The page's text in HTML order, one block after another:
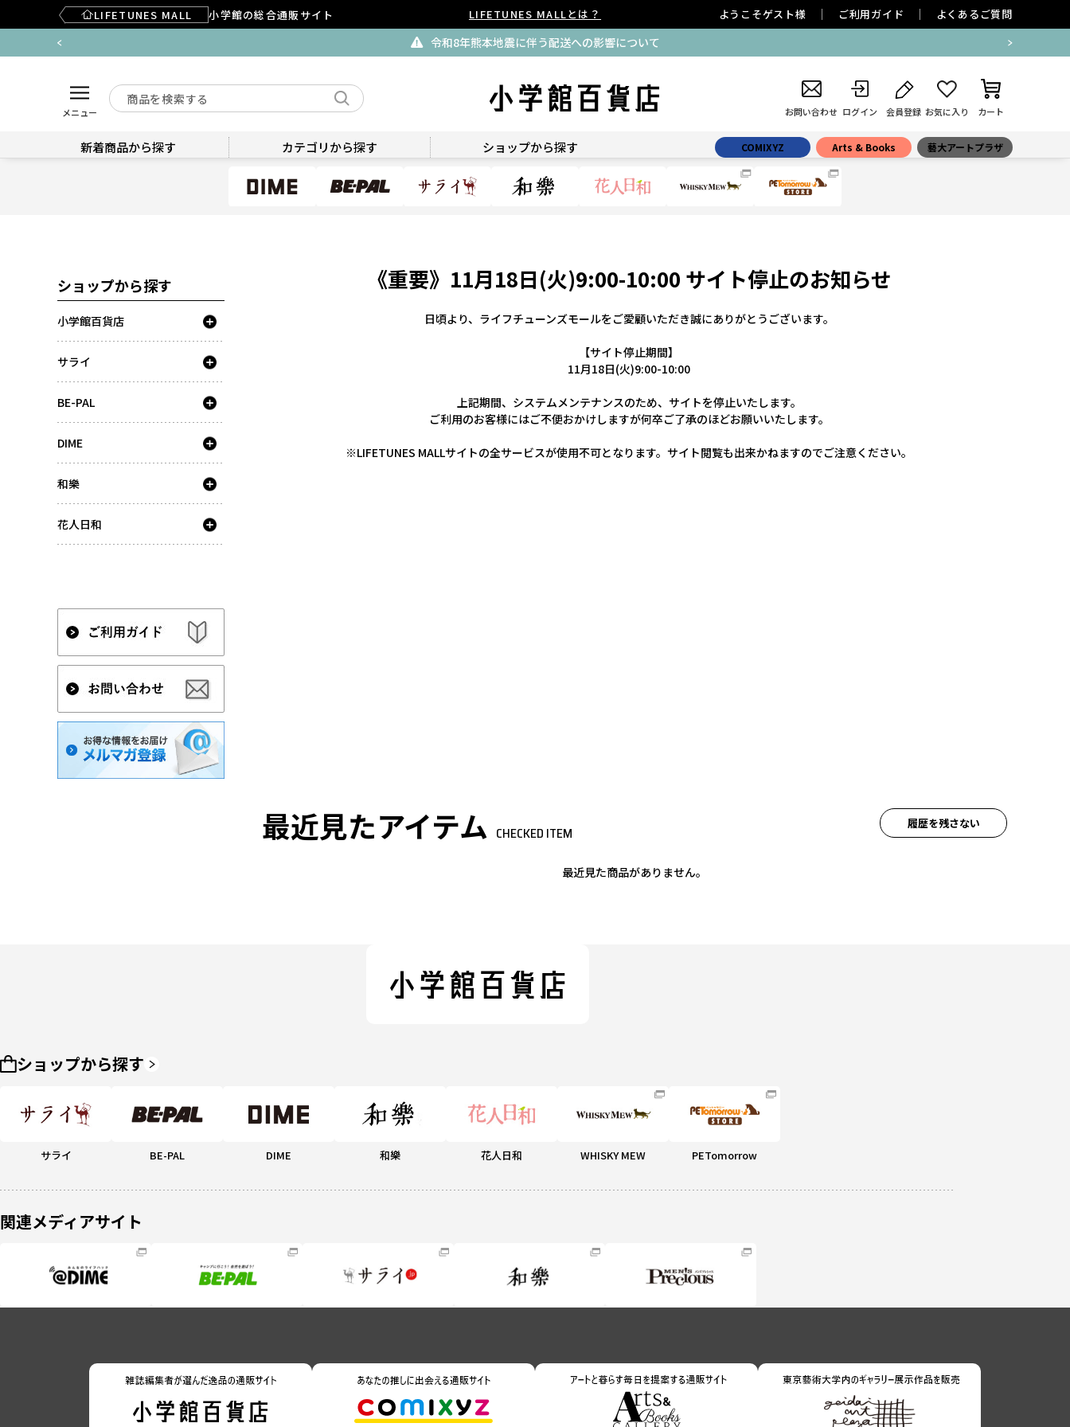
LIFETUNES MALL 小学館の総合通販サイト LIFETUNES MALLとは？ ようこそゲスト様 ご利用ガイド よくあるご質問
令和8年熊本地震に伴う配送への影響について
メニュー お問い合わせ ログイン 会員登録 お気に入り カート
新着商品から探す カテゴリから探す ショップから探す COMIXYZ Arts & Books 藝大アートプラザ
ショップから探す
小学館百貨店
サライ
BE-PAL
DIME
和樂
花人日和
《重要》11月18日(火)9:00-10:00 サイト停止のお知らせ
日頃より、ライフチューンズモールをご愛顧いただき誠にありがとうございます。
【サイト停止期間】
11月18日(火)9:00-10:00
上記期間、システムメンテナンスのため、サイトを停止いたします。
ご利用のお客様にはご不便おかけしますが何卒ご了承のほどお願いいたします。
※LIFETUNES MALLサイトの全サービスが使用不可となります。サイト閲覧も出来かねますのでご注意ください。
最近見たアイテム CHECKED ITEM
最近見た商品がありません。
履歴を残さない
ショップから探す
サライ BE-PAL DIME 和樂 花人日和 WHISKY MEW PETomorrow
関連メディアサイト